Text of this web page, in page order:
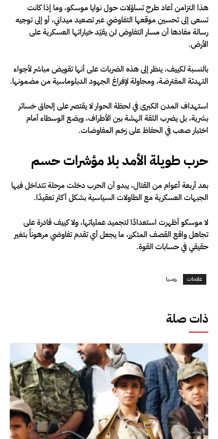
ذات صلة
هذا التزامن أعاد طرح تساؤلات حول نوايا موسكو، وما إذا كانت
تسعى إلى تحسين موقعها التفاوضي عبر تصعيد ميداني، أو إلى توجيه
رسالة مفادها أن مسار التفاوض لن يقيّد خياراتها العسكرية على
الأرض.
بالنسبة لكييف، ينظر إلى هذه الضربات على أنها تقويض مباشر لأجواء
التهدئة المفترضة، ومحاولة لإفراغ الجهود الدبلوماسية من مضمونها.
استهداف المدن الكبرى في لحظة الحوار لا يقتصر على إلحاق خسائر
بشرية، بل يضرب الثقة الهشة بين الأطراف، ويضع الوسطاء أمام
اختبار صعب في الحفاظ على زخم المفاوضات.
حرب طويلة الأمد بلا مؤشرات حسم
بعد أربعة أعوام من القتال، يبدو أن الحرب دخلت مرحلة تتداخل فيها
الجبهات العسكرية مع الطاولات السياسية بشكل أكثر تعقيدًا.
لا موسكو أظهرت استعدادًا لتجميد عملياتها، ولا كييف قادرة على
تجاهل واقع القصف المتكرر، ما يجعل أي تقدم تفاوضي مرهوناً بتغير
حقيقي في حسابات القوة.
علامات روسيا